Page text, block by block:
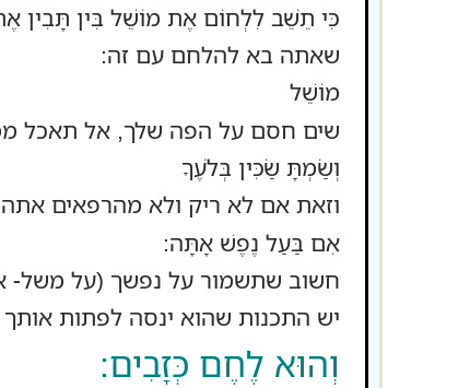
כִּי תֵשֵׁב לִלְחוֹם אֶת מוֹשֵׁל בִּין תָּבִין
שאתה בא להלחם עם זה:
מוֹשֵׁל
שים חסם על הפה שלך, אל תאכל
וְשַׂמְתָּ שַׂכִּין בְּלֹעֶךָ
וזאת אם לא ריק ולא מהרפאים
אִם בַּעַל נֶפֶשׁ אָתָּה:
חשוב שתשמור על נפשך (על משל-
יש התכנות שהוא ינסה לפתות
וְהוּא לֶחֶם כְּזָבִים: